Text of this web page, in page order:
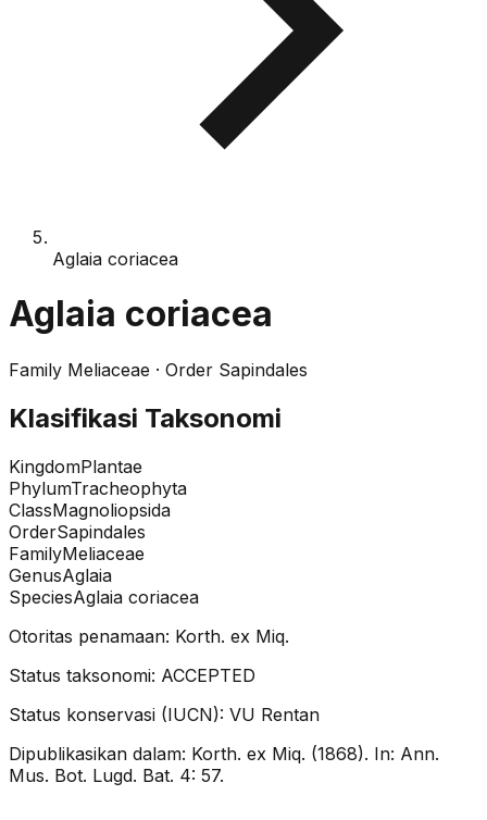
Aglaia coriacea
Aglaia coriacea
Family Meliaceae · Order Sapindales
Klasifikasi Taksonomi
KingdomPlantae
PhylumTracheophyta
ClassMagnoliopsida
OrderSapindales
FamilyMeliaceae
GenusAglaia
SpeciesAglaia coriacea
Otoritas penamaan: Korth. ex Miq.
Status taksonomi: ACCEPTED
Status konservasi (IUCN): VU Rentan
Dipublikasikan dalam: Korth. ex Miq. (1868). In: Ann.
Mus. Bot. Lugd. Bat. 4: 57.